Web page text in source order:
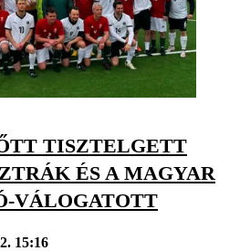
TISZTELGETT
ÉS A MAGYAR
VÁLOGATOTT
15:16